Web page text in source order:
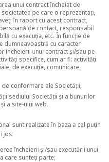
unui contract încheiat de
pe care o reprezentați,
în raport cu acest contract,
de contact, responsabil
cu execuția, etc. În funcție de
dumneavoastră cu caracter
încheierii unui contract și/sau pe
specifice, cum ar fi: activități
de execuție, comunicare,
conformare ale Societății;
sediului Societății și a bunurilor
a site-ului web.
sunt realizate în baza a cel puțin
jos:
încheierii și/sau executării unui
care sunteți parte;